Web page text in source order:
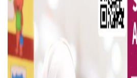
হলিউডে নতুন প্রেমের গুঞ্জন